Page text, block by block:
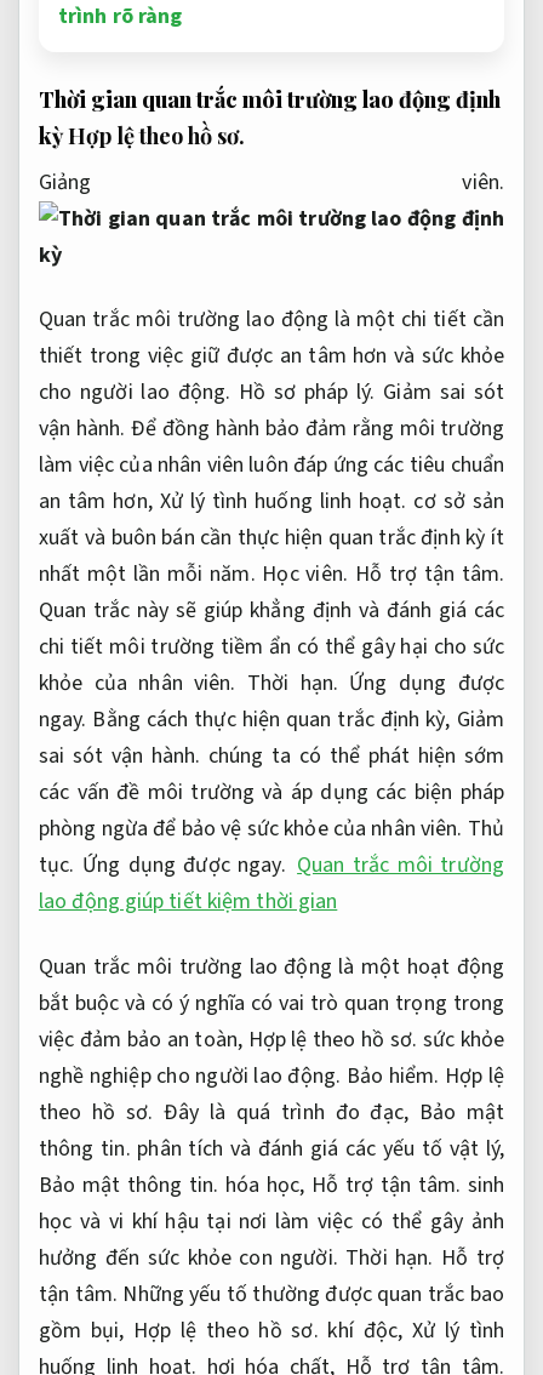
trình rõ ràng
Thời gian quan trắc môi trường lao động định
kỳHợp lệ theo hồ sơ.
Giảng viên.
Quan trắc môi trường lao động là một chi tiết cần
thiết trong việc giữ được an tâm hơn và sức khỏe
cho người lao động. Hồ sơ pháp lý. Giảm sai sót
vận hành. Để đồng hành bảo đảm rằng môi trường
làm việc của nhân viên luôn đáp ứng các tiêu chuẩn
an tâm hơn, Xử lý tình huống linh hoạt. cơ sở sản
xuất và buôn bán cần thực hiện quan trắc định kỳ ít
nhất một lần mỗi năm. Học viên. Hỗ trợ tận tâm.
Quan trắc này sẽ giúp khẳng định và đánh giá các
chi tiết môi trường tiềm ẩn có thể gây hại cho sức
khỏe của nhân viên. Thời hạn. Ứng dụng được
ngay. Bằng cách thực hiện quan trắc định kỳ, Giảm
sai sót vận hành. chúng ta có thể phát hiện sớm
các vấn đề môi trường và áp dụng các biện pháp
phòng ngừa để bảo vệ sức khỏe của nhân viên. Thủ
tục. Ứng dụng được ngay. Quan trắc môi trường
lao động giúp tiết kiệm thời gian
Quan trắc môi trường lao động là một hoạt động
bắt buộc và có ý nghĩa có vai trò quan trọng trong
việc đảm bảo an toàn, Hợp lệ theo hồ sơ. sức khỏe
nghề nghiệp cho người lao động. Bảo hiểm. Hợp lệ
theo hồ sơ. Đây là quá trình đo đạc, Bảo mật
thông tin. phân tích và đánh giá các yếu tố vật lý,
Bảo mật thông tin. hóa học, Hỗ trợ tận tâm. sinh
học và vi khí hậu tại nơi làm việc có thể gây ảnh
hưởng đến sức khỏe con người. Thời hạn. Hỗ trợ
tận tâm. Những yếu tố thường được quan trắc bao
gồm bụi, Hợp lệ theo hồ sơ. khí độc, Xử lý tình
huống linh hoạt. hơi hóa chất, Hỗ trợ tận tâm.